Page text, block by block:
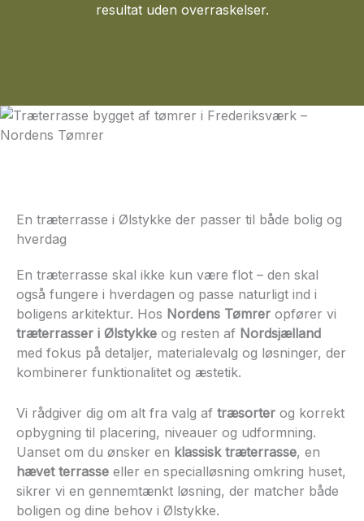
resultat uden overraskelser.
En træterrasse i Ølstykke der passer til både bolig og
hverdag
En træterrasse skal ikke kun være flot – den skal
også fungere i hverdagen og passe naturligt ind i
boligens arkitektur. Hos Nordens Tømrer opfører vi
træterrasser i Ølstykke og resten af Nordsjælland
med fokus på detaljer, materialevalg og løsninger, der
kombinerer funktionalitet og æstetik.
Vi rådgiver dig om alt fra valg af træsorter og korrekt
opbygning til placering, niveauer og udformning.
Uanset om du ønsker en klassisk træterrasse, en
hævet terrasse eller en specialløsning omkring huset,
sikrer vi en gennemtænkt løsning, der matcher både
boligen og dine behov i Ølstykke.